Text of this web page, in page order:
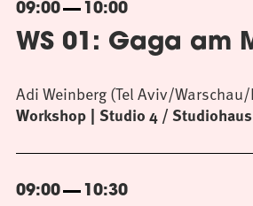
09:00 10:00
WS 01: Gaga am
Workshop Studio 4 / Studiohaus
Adi Weinberg (Tel Aviv/
09:00 10:30